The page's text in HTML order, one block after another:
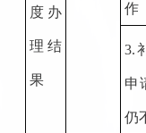
度办
理结
果
作
3.
申
仍